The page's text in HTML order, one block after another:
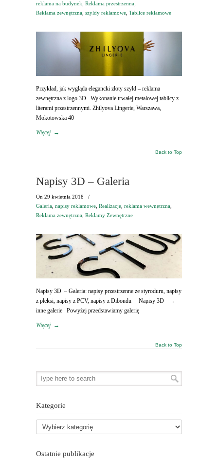
reklama na budynek Reklama przestrzenna
Reklama zewnętrzna szyldy reklamowe Tablice reklamowe
Przykład, jak wygląda elegancki złoty szyld – reklama
zewnętrzna z logo 3D. Wykonanie trwałej metalowej tablicy z
literami przestrzennymi. Zhilyova Lingerie, Warszawa,
Mokotowska 40
Więcej →
Back to Top
Napisy 3D – Galeria
On 29 kwietnia 2018
/
Galeria napisy reklamowe Realizacje reklama wewnętrzna
Reklama zewnętrzna Reklamy Zewnętrzne
Napisy 3D – Galeria: napisy przestrzenne ze styroduru, napisy
z pleksi, napisy z PCV, napisy z Dibondu Napisy 3D ←
inne galerie Powyżej przedstawiamy galerię
Więcej →
Back to Top
Kategorie
Ostatnie publikacje